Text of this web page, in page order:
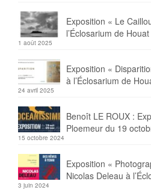
Exposition « Le
l’Éclosarium de Houat
1 août 2025
Exposition «
à l’Éclosarium de
24 avril 2025
Benoît LE ROUX :
Ploemeur du 19
15 octobre 2024
Exposition «
Nicolas Deleau à
3 juin 2024